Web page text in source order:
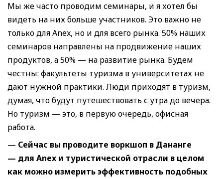
Мы же часто проводим семинары, и я хотел бы
видеть на них больше участников. Это важно не
только для Anex, но и для всего рынка. 50% наших
семинаров направлены на продвижение наших
продуктов, а 50% — на развитие рынка. Будем
честны: факультеты туризма в университетах не
дают нужной практики. Люди приходят в туризм,
думая, что будут путешествовать с утра до вечера.
Но туризм — это, в первую очередь, офисная
работа.
— Сейчас вы проводите воркшоп в Дананге
— для Anex и туристической отрасли в целом
как можно измерить эффективность подобных